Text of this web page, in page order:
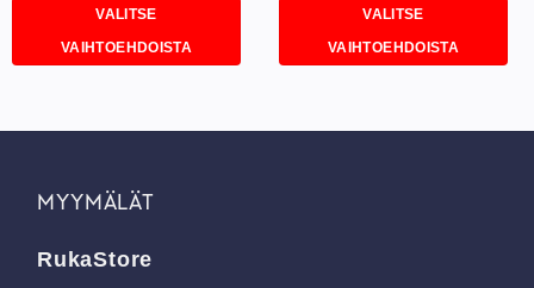
VALITSE
VAIHTOEHDOISTA
on
Voit
valinnat
VALITSE
VAIHTOEHDOISTA
on
MYYMÄLÄT
RukaStore